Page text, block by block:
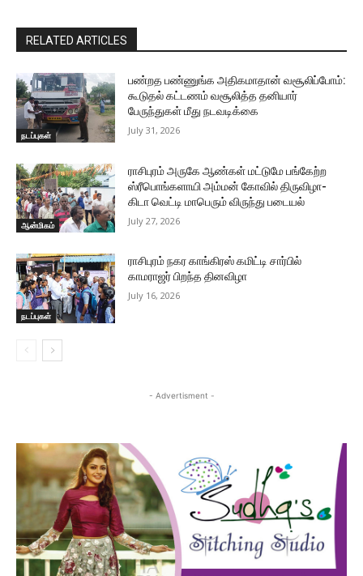
RELATED ARTICLES
நடப்புகள்
பண்றத பண்ணுங்க அதிகமாதான் வசூலிப்போம்:
கூடுதல் கட்டணம் வசூலித்த தனியார்
பேருந்துகள் மீது நடவடிக்கை
July 31, 2026
ஆன்மிகம்
ராசிபுரம் அருகே ஆண்கள் மட்டுமே பங்கேற்ற
ஸ்ரீபொங்களாயி அம்மன் கோவில் திருவிழா-
கிடா வெட்டி மாபெரும் விருந்து படையல்
July 27, 2026
நடப்புகள்
ராசிபுரம் நகர காங்கிரஸ் கமிட்டி சார்பில்
காமராஜர் பிறந்த தினவிழா
July 16, 2026
- Advertisment -